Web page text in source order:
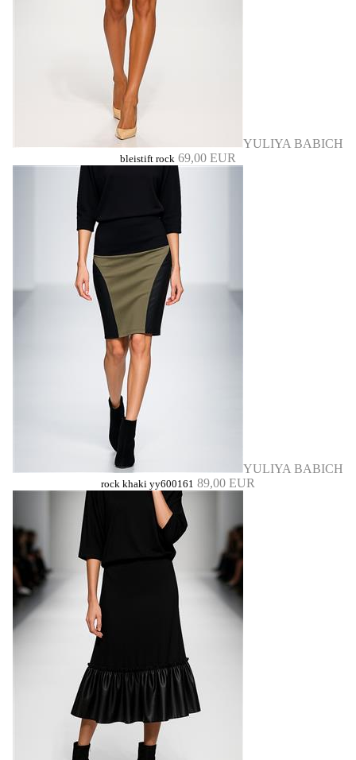
YULIYA BABICH
bleistift rock 69,00 EUR
YULIYA BABICH
rock khaki yy600161 89,00 EUR